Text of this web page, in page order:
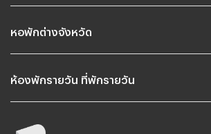
หอพักต่างจังหวัด
ห้องพักรายวัน ที่พักรายวัน